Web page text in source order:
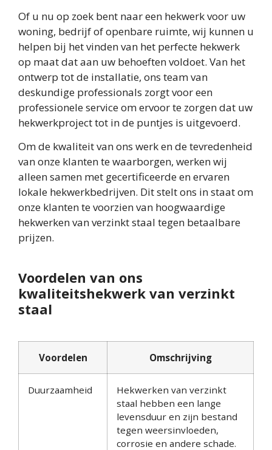
Of u nu op zoek bent naar een hekwerk voor uw
woning, bedrijf of openbare ruimte, wij kunnen u
helpen bij het vinden van het perfecte hekwerk
op maat dat aan uw behoeften voldoet. Van het
ontwerp tot de installatie, ons team van
deskundige professionals zorgt voor een
professionele service om ervoor te zorgen dat uw
hekwerkproject tot in de puntjes is uitgevoerd.
Om de kwaliteit van ons werk en de tevredenheid
van onze klanten te waarborgen, werken wij
alleen samen met gecertificeerde en ervaren
lokale hekwerkbedrijven. Dit stelt ons in staat om
onze klanten te voorzien van hoogwaardige
hekwerken van verzinkt staal tegen betaalbare
prijzen.
Voordelen van ons
kwaliteitshekwerk van verzinkt
staal
Voordelen Omschrijving
Duurzaamheid
Hekwerken van verzinkt
staal hebben een lange
levensduur en zijn bestand
tegen weersinvloeden,
corrosie en andere schade.